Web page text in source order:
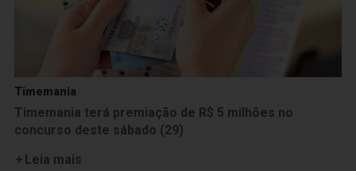
Timemania
Timemania terá premiação de R$ 5 milhões no
concurso deste sábado (29)
Leia mais